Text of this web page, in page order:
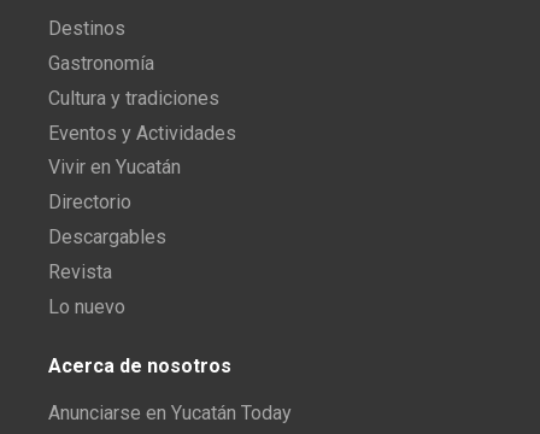
Destinos
Gastronomía
Cultura y tradiciones
Eventos y Actividades
Vivir en Yucatán
Directorio
Descargables
Revista
Lo nuevo
Acerca de nosotros
Anunciarse en Yucatán Today